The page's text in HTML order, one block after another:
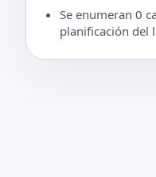
Se enumeran 0
planificación del